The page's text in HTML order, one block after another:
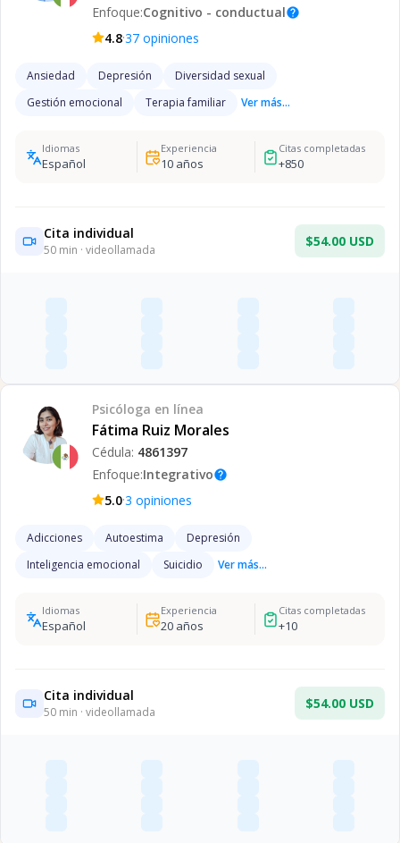
Enfoque:Cognitivo - conductualhelp
4.8·37 opiniones
Ansiedad Depresión
Diversidad sexual
Gestión emocional
Terapia familiar Ver más...
Idiomas
Español
Experiencia
10años
Citas completadas
+850
Cita individual
50 min · videollamada
$54.00 USD
Psicóloga en línea
Fátima Ruiz Morales
Cédula: 4861397
Enfoque:Integrativohelp
5.0·3 opiniones
Adicciones Autoestima
Depresión
Inteligencia emocional
Suicidio Ver más...
Idiomas
Español
Experiencia
20años
Citas completadas
+10
Cita individual
50 min · videollamada
$54.00 USD